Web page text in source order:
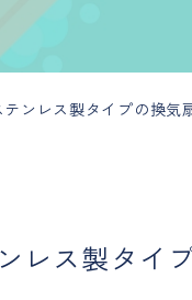
ンレス製タイプの換気
レス製タイ